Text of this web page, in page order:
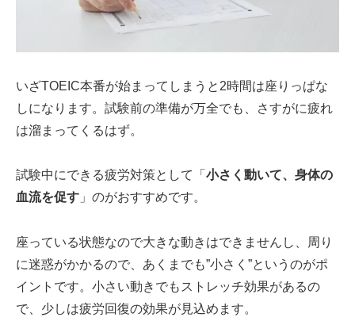
いざTOEIC本番が始まってしまうと2時間は座りっぱな
しになります。試験前の準備が万全でも、さすがに疲れ
は溜まってくるはず。
試験中にできる疲労対策として「 小さく動いて、身体の
血流を促す 」のがおすすめです。
座っている状態なので大きな動きはできませんし、周り
に迷惑がかかるので、あくまでも”小さく”というのがポ
イントです。小さい動きでもストレッチ効果があるの
で、少しは疲労回復の効果が見込めます。